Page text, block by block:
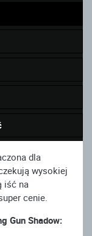
dla
wysokiej
iść na
cenie.
Gun Shadow: